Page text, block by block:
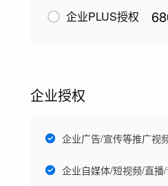
企业PLUS授权
企业授权
企业广告/宣传等推广视
企业自媒体/短视频/直播